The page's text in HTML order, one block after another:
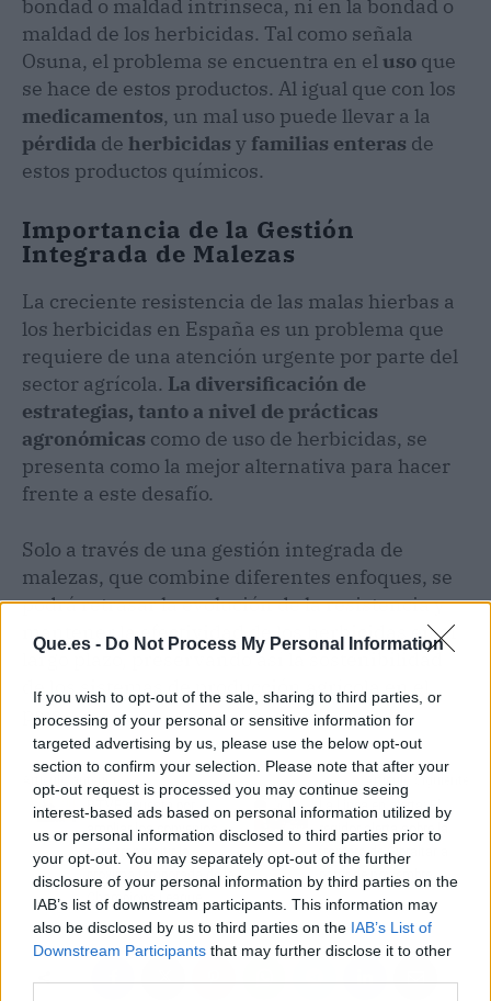
Que.es - Do Not Process My Personal Information
If you wish to opt-out of the sale, sharing to third parties, or
processing of your personal or sensitive information for
targeted advertising by us, please use the below opt-out
section to confirm your selection. Please note that after your
opt-out request is processed you may continue seeing
interest-based ads based on personal information utilized by
us or personal information disclosed to third parties prior to
your opt-out. You may separately opt-out of the further
disclosure of your personal information by third parties on the
IAB’s list of downstream participants. This information may
also be disclosed by us to third parties on the IAB’s List of
Downstream Participants that may further disclose it to other
bondad o maldad intrínseca, ni en la bondad o
maldad de los herbicidas. Tal como señala
Osuna, el problema se encuentra en eluso que
se hace de estos productos. Al igual que con los
medicamentos, un mal uso puede llevar a la
pérdida de herbicidas y familias enteras de
estos productos químicos.
Importancia de la Gestión
Integrada de Malezas
La creciente resistencia de las malas hierbas a
los herbicidas en España es un problema que
requiere de una atención urgente por parte del
sector agrícola. La diversificación de
estrategias, tanto a nivel de prácticas
agronómicas como de uso de herbicidas, se
presenta como la mejor alternativa para hacer
frente a este desafío.
Solo a través de una gestión integrada de
malezas, que combine diferentes enfoques, se
podrá retrasar la evolución de la resistencia y
mantener la efectividad de los herbicidas en el
largo plazo, preservando así la sostenibilidad
de los sistemas de producción agrícola en el
país.
RTVE apuesta por
ampliar los convenios
para transmitir la
próxima temporada de la
Champions League
Artículo siguiente
La Línea en alerta: El
regidor alerta sobre la
frontera de Gibraltar a
partir de noviembre